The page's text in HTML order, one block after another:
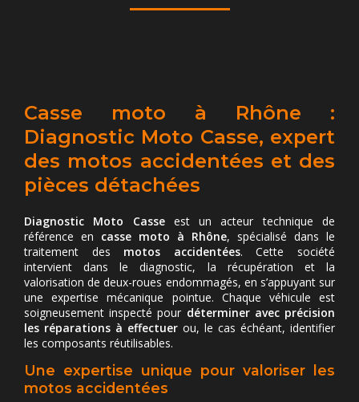
Casse moto à Rhône :
Diagnostic Moto Casse, expert
des motos accidentées et des
pièces détachées
Diagnostic Moto Casseest un acteur technique de
référence en casse moto à Rhône, spécialisé dans le
traitement des motos accidentées. Cette société
intervient dans le diagnostic, la récupération et la
valorisation de deux-roues endommagés, en s’appuyant sur
une expertise mécanique pointue. Chaque véhicule est
soigneusement inspecté pour déterminer avec précision
les réparations à effectuer ou, le cas échéant, identifier
les composants réutilisables.
Une expertise unique pour valoriser les
motos accidentées